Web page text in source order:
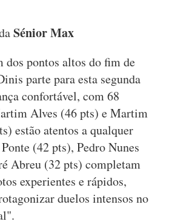
Sénior Max
dos pontos altos do fim de
parte para esta segunda
confortável, com 68
Alves (46 pts) e Martim
estão atentos a qualquer
(42 pts), Pedro Nunes
Abreu (32 pts) completam
experientes e rápidos,
duelos intensos no